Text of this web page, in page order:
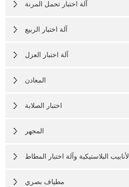
آلة اختبار تحمل المرنة
آلة اختبار الربيع
آلة اختبار العزل
المعادن
اختبار الصلابة
المجهر
الأنابيب البلاستيكية وآلة اختبار المطاط
مطياف بصري